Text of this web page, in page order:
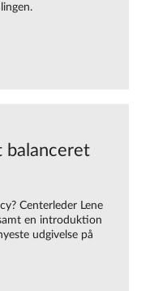
balanceret
Centerleder Lene
en introduktion
udgivelse på